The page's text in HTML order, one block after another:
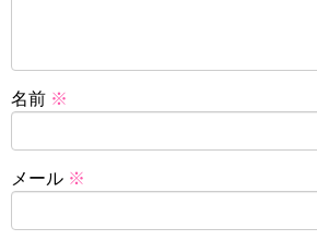
名前 ※
メール ※